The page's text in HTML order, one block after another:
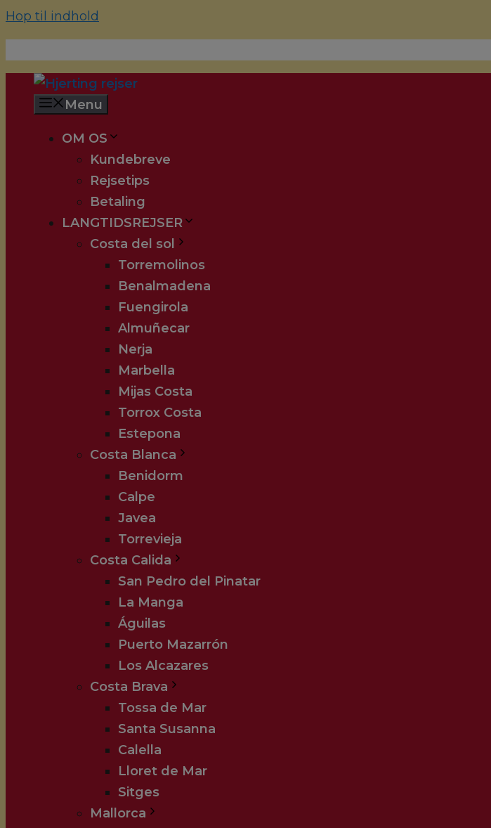
Hop til indhold
Menu
OM OS
Kundebreve
Rejsetips
Betaling
LANGTIDSREJSER
Costa del sol
Torremolinos
Benalmadena
Fuengirola
Almuñecar
Nerja
Marbella
Mijas Costa
Torrox Costa
Estepona
Costa Blanca
Benidorm
Calpe
Javea
Torrevieja
Costa Calida
San Pedro del Pinatar
La Manga
Águilas
Puerto Mazarrón
Los Alcazares
Costa Brava
Tossa de Mar
Santa Susanna
Calella
Lloret de Mar
Sitges
Mallorca